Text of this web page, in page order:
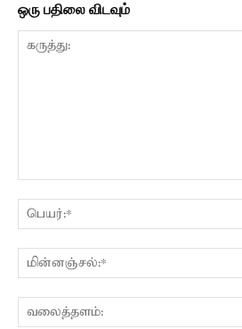
ஒரு பதிலை விடவும்